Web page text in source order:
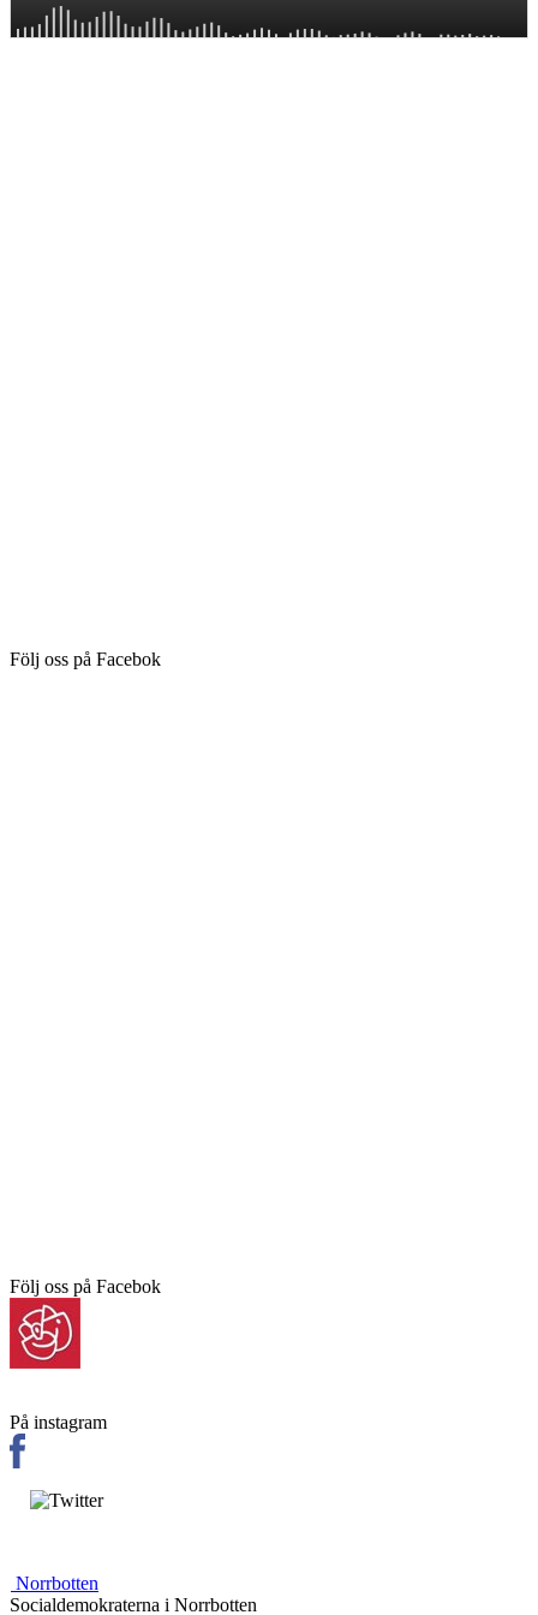
Följ oss på Facebok
Följ oss på Facebok
På instagram
Norrbotten
Socialdemokraterna i Norrbotten